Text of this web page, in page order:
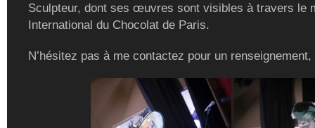
Sculpteur, dont ses œuvres sont visibles à travers le
International du Chocolat de Paris.
N’hésitez pas à me contactez pour un